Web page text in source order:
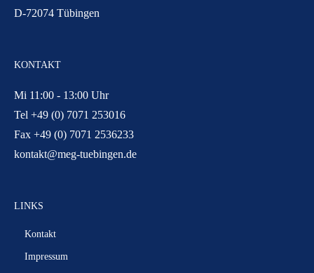
D-72074 Tübingen
KONTAKT
Mi 11:00 - 13:00 Uhr
Tel +49 (0) 7071 253016
Fax +49 (0) 7071 2536233
kontakt@meg-tuebingen.de
LINKS
Kontakt
Impressum